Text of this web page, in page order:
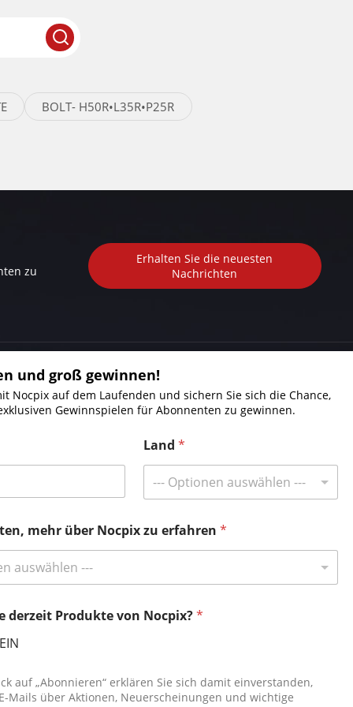
BOLT- H50R•L35R•P25R
zu
Erhalten Sie die neuesten
Nachrichten
Nocpix Filialfinder
Tel: +49 800 1806627
info@nocpix.com
technischen Support)
und groß gewinnen!
Nocpix auf dem Laufenden und sichern Sie sich die Chance,
Gewinnspielen für Abonnenten zu gewinnen.
Land*
--- Optionen auswählen ---
mehr über Nocpix zu erfahren*
auswählen ---
derzeit Produkte von Nocpix?*
auf „Abonnieren“ erklären Sie sich damit einverstanden,
Mails über Aktionen, Neuerscheinungen und wichtige